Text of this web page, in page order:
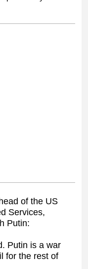
of the US
Services,
Putin:
Putin is a war
for the rest of